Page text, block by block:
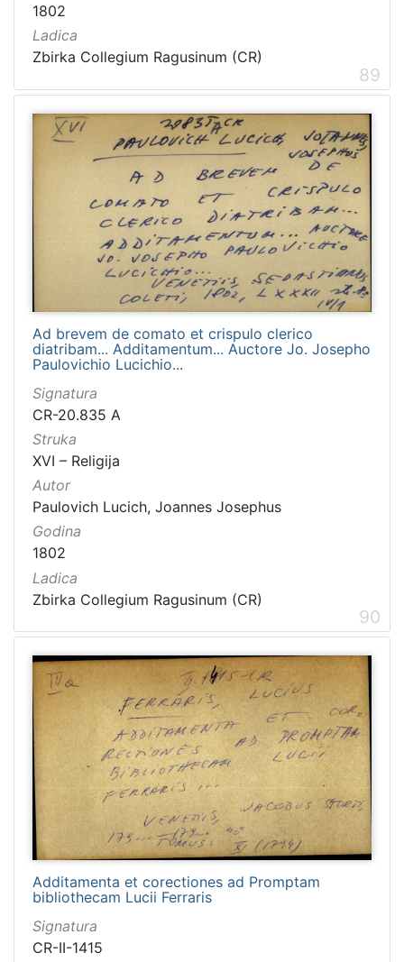
1802
Ladica
Zbirka Collegium Ragusinum (CR)
89
Ad brevem de comato et crispulo clerico
diatribam... Additamentum... Auctore Jo. Josepho
Paulovichio Lucichio...
Signatura
CR-20.835 A
Struka
XVI – Religija
Autor
Paulovich Lucich, Joannes Josephus
Godina
1802
Ladica
Zbirka Collegium Ragusinum (CR)
90
Additamenta et corectiones ad Promptam
bibliothecam Lucii Ferraris
Signatura
CR-II-1415